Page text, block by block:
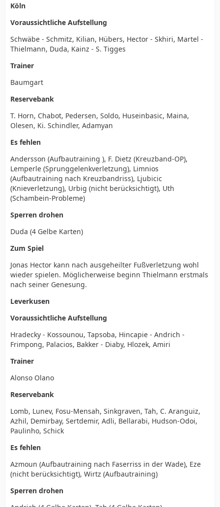
Köln
Voraussichtliche Aufstellung
Schwäbe - Schmitz, Kilian, Hübers, Hector - Skhiri, Martel -
Thielmann, Duda, Kainz - S. Tigges
Trainer
Baumgart
Reservebank
T. Horn, Chabot, Pedersen, Soldo, Huseinbasic, Maina,
Olesen, Ki. Schindler, Adamyan
Es fehlen
Andersson (Aufbautraining ), F. Dietz (Kreuzband-OP),
Lemperle (Sprunggelenkverletzung), Limnios
(Aufbautraining nach Kreuzbandriss), Ljubicic
(Knieverletzung), Urbig (nicht berücksichtigt), Uth
(Schambein-Probleme)
Sperren drohen
Duda (4 Gelbe Karten)
Zum Spiel
Jonas Hector kann nach ausgeheilter Fußverletzung wohl
wieder spielen. Möglicherweise beginn Thielmann erstmals
nach seiner Genesung.
Leverkusen
Voraussichtliche Aufstellung
Hradecky - Kossounou, Tapsoba, Hincapie - Andrich -
Frimpong, Palacios, Bakker - Diaby, Hlozek, Amiri
Trainer
Alonso Olano
Reservebank
Lomb, Lunev, Fosu-Mensah, Sinkgraven, Tah, C. Aranguiz,
Azhil, Demirbay, Sertdemir, Adli, Bellarabi, Hudson-Odoi,
Paulinho, Schick
Es fehlen
Azmoun (Aufbautraining nach Faserriss in der Wade), Eze
(nicht berücksichtigt), Wirtz (Aufbautraining)
Sperren drohen